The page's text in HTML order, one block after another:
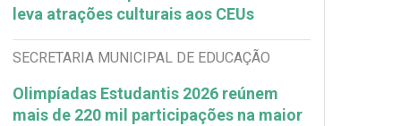
leva atrações culturais aos CEUs
SECRETARIA MUNICIPAL DE EDUCAÇÃO
Olimpíadas Estudantis 2026 reúnem
mais de 220 mil participações na maior